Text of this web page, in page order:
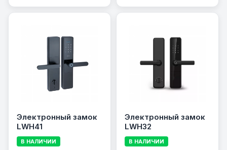
Электронный замок
LWH41
В НАЛИЧИИ
Электронный замок
LWH32
В НАЛИЧИИ